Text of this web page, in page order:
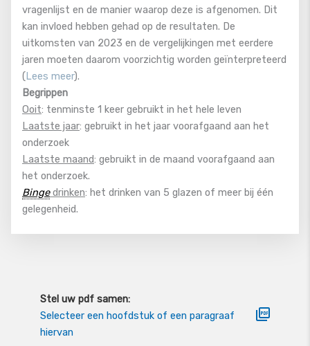
vragenlijst en de manier waarop deze is afgenomen. Dit
kan invloed hebben gehad op de resultaten. De
uitkomsten van 2023 en de vergelijkingen met eerdere
jaren moeten daarom voorzichtig worden geïnterpreteerd
(Lees meer).
Begrippen
Ooit: tenminste 1 keer gebruikt in het hele leven
Laatste jaar: gebruikt in het jaar voorafgaand aan het
onderzoek
Laatste maand: gebruikt in de maand voorafgaand aan
het onderzoek.
Binge drinken: het drinken van 5 glazen of meer bij één
gelegenheid.
Stel uw pdf samen:
Selecteer een hoofdstuk of een paragraaf
hiervan